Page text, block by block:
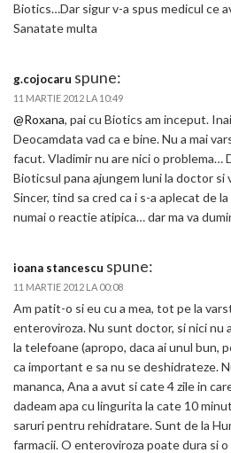
Biotics…Dar sigur v-a spus medicul ce
Sanatate multa
g.cojocaru spune:
11 MARTIE 2012 LA 10:49
@Roxana, pai cu Biotics am inceput.
Deocamdata vad ca e bine. Nu a mai
facut. Vladimir nu are nici o problema…
Bioticsul pana ajungem luni la doctor si
Sincer, tind sa cred ca i s-a aplecat de
numai o reactie atipica… dar ma va
ioana stancescu spune:
11 MARTIE 2012 LA 00:08
Am patit-o si eu cu a mea, tot pe la
enteroviroza. Nu sunt doctor, si nici nu
la telefoane (apropo, daca ai unul bun,
ca important e sa nu se deshidrateze.
mananca, Ana a avut si cate 4 zile in
dadeam apa cu lingurita la cate 10
saruri pentru rehidratare. Sunt de la
farmacii. O enteroviroza poate dura si